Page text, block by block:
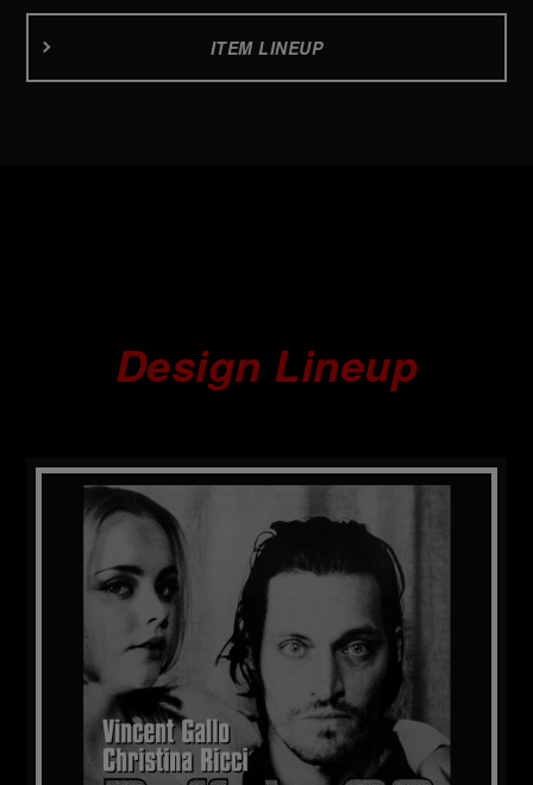
ITEM LINEUP
Design Lineup